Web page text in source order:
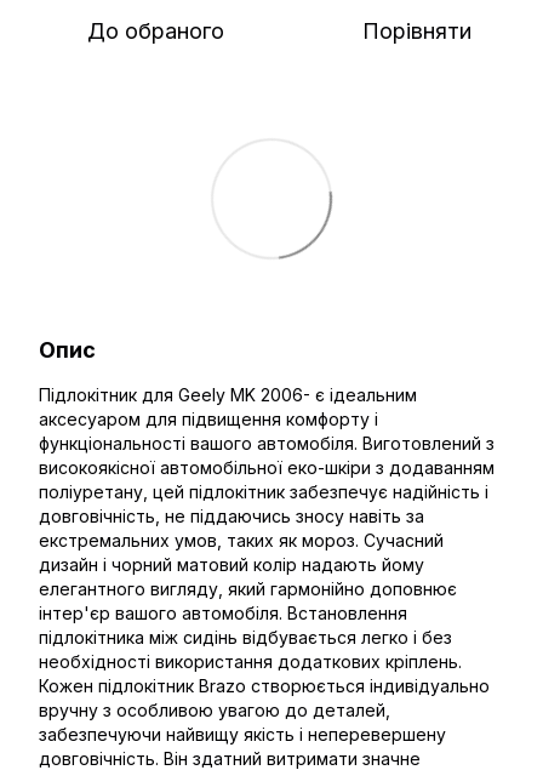
До обраного Порівняти
Опис
Підлокітник для Geely MK 2006- є ідеальним
аксесуаром для підвищення комфорту і
функціональності вашого автомобіля. Виготовлений з
високоякісної автомобільної еко-шкіри з додаванням
поліуретану, цей підлокітник забезпечує надійність і
довговічність, не піддаючись зносу навіть за
екстремальних умов, таких як мороз. Сучасний
дизайн і чорний матовий колір надають йому
елегантного вигляду, який гармонійно доповнює
інтер'єр вашого автомобіля. Встановлення
підлокітника між сидінь відбувається легко і без
необхідності використання додаткових кріплень.
Кожен підлокітник Brazo створюється індивідуально
вручну з особливою увагою до деталей,
забезпечуючи найвищу якість і неперевершену
довговічність. Він здатний витримати значне